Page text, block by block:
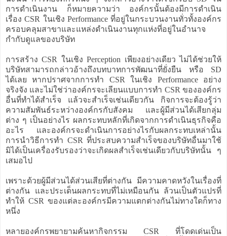
การดำเนินงาน ก็หมายความว่า องค์กรนั้นต้องมีการดำเนิน
เรื่อง CSR ในเชิง Performance ที่อยู่ในกระบวนงานทั่วทั้งองค์กร
ครอบคลุมสาขาและแหล่งดำเนินงานทุกแห่งที่อยู่ในอำนาจ
กำกับดูแลของบริษัท
การสร้าง CSR ในเชิง Perception เพียงอย่างเดียว ไม่ได้ช่วยให้
บริษัทสามารถกล่าวอ้างถึงบทบาทการพัฒนาที่ยั่งยืน หรือ SD
ได้เลย หากปราศจากการทำ CSR ในเชิง Performance อย่าง
จริงจัง และไม่ใช่ว่าองค์กรจะเลียนแบบการทำ CSR ขององค์กร
อื่นที่ทำได้สำเร็จ แล้วจะสำเร็จเช่นเดียวกัน กิจการจะต้องรู้ว่า
ความสัมพันธ์ระหว่างองค์กรกับสังคม และผู้มีส่วนได้เสียกลุ่ม
ต่าง ๆ เป็นอย่างไร ผลกระทบหลักที่เกิดจากการดำเนินธุรกิจคือ
อะไร และองค์กรจะดำเนินการอย่างไรกับผลกระทบเหล่านั้น
การนำวิธีการทำ CSR ที่ประสบความสำเร็จของบริษัทอื่นมาใช้
มิได้เป็นเครื่องรับรองว่าจะเกิดผลสำเร็จเช่นเดียวกับบริษัทนั้น ๆ
เสมอไป
เพราะด้วยผู้มีส่วนได้ส่วนเสียที่ต่างกัน มีความคาดหวังในเรื่องที่
ต่างกัน และประเด็นผลกระทบที่ไม่เหมือนกัน ล้วนเป็นตัวแปรที่
ทำให้ CSR ของแต่ละองค์กรมีความแตกต่างกันไม่ทางใดก็ทาง
หนึ่ง
หลายองค์กรพยายามค้นหากิจกรรม CSR ที่โดดเด่นเป็น